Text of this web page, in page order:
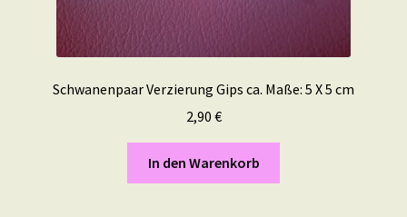
Schwanenpaar Verzierung Gips ca. Maße: 5 X 5 cm
2,90 €
In den Warenkorb